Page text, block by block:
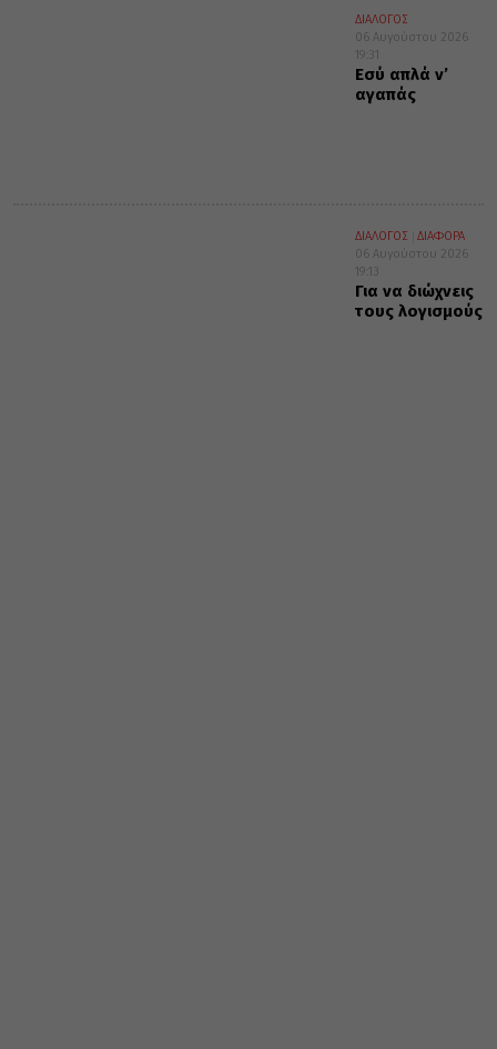
ΔΙΑΛΟΓΟΣ
06 Αυγούστου 2026
19:31
Εσύ απλά ν’
αγαπάς
ΔΙΑΛΟΓΟΣ
ΔΙΑΦΟΡΑ
06 Αυγούστου 2026
19:13
Για να διώχνεις
τους λογισμούς